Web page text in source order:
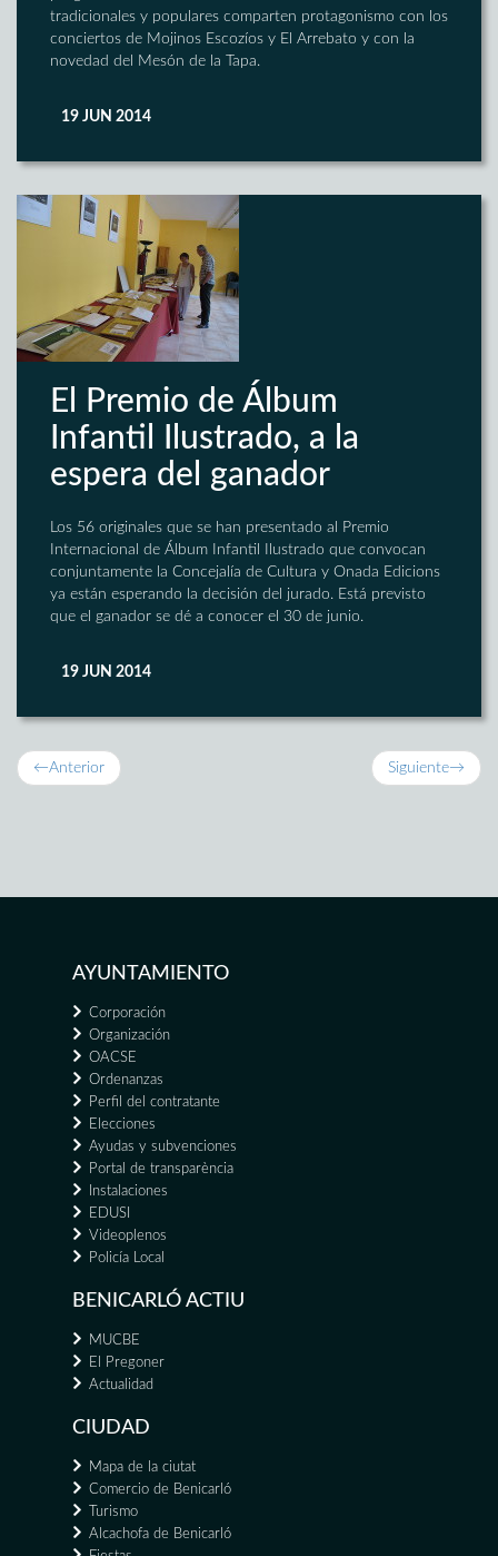
tradicionales y populares comparten protagonismo con los
conciertos de Mojinos Escozíos y El Arrebato y con la
novedad del Mesón de la Tapa.
19 JUN 2014
El Premio de Álbum
Infantil Ilustrado, a la
espera del ganador
Los 56 originales que se han presentado al Premio
Internacional de Álbum Infantil Ilustrado que convocan
conjuntamente la Concejalía de Cultura y Onada Edicions
ya están esperando la decisión del jurado. Está previsto
que el ganador se dé a conocer el 30 de junio.
19 JUN 2014
←Anterior Siguiente→
AYUNTAMIENTO
Corporación
Organización
OACSE
Ordenanzas
Perfil del contratante
Elecciones
Ayudas y subvenciones
Portal de transparència
Instalaciones
EDUSI
Videoplenos
Policía Local
BENICARLÓ ACTIU
MUCBE
El Pregoner
Actualidad
CIUDAD
Mapa de la ciutat
Comercio de Benicarló
Turismo
Alcachofa de Benicarló